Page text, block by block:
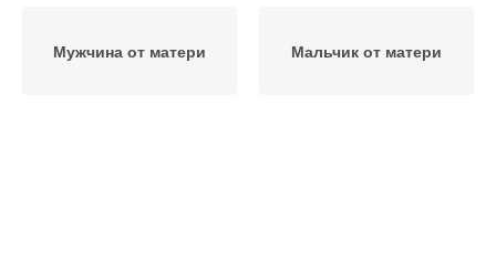
Мужчина от матери Мальчик от матери